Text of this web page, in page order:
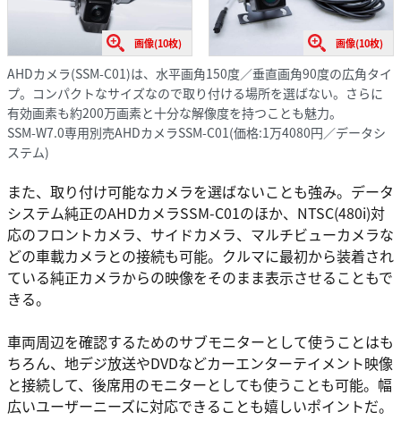
画像(10枚) 画像(10枚)
AHDカメラ(SSM-C01)は、水平画角150度／垂直画角90度の広角タイ
プ。コンパクトなサイズなので取り付ける場所を選ばない。さらに
有効画素も約200万画素と十分な解像度を持つことも魅力。
SSM-W7.0専用別売AHDカメラSSM-C01(価格:1万4080円／データシ
ステム)
また、取り付け可能なカメラを選ばないことも強み。データ
システム純正のAHDカメラSSM-C01のほか、NTSC(480i)対
応のフロントカメラ、サイドカメラ、マルチビューカメラな
どの車載カメラとの接続も可能。クルマに最初から装着され
ている純正カメラからの映像をそのまま表示させることもで
きる。
車両周辺を確認するためのサブモニターとして使うことはも
ちろん、地デジ放送やDVDなどカーエンターテイメント映像
と接続して、後席用のモニターとしても使うことも可能。幅
広いユーザーニーズに対応できることも嬉しいポイントだ。